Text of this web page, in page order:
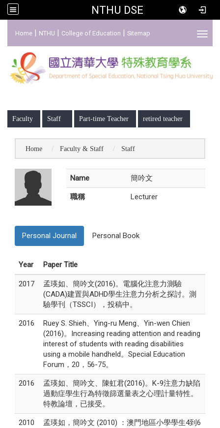
NTHU DSE
Home | NTHU | College of Education | Sitemap
Faculty Staff Part-time Teacher retired teacher
Home Faculty & Staff Staff
Name 簡吟文
職稱 Lecturer
Personal Journal Personal Book
Year Paper Title
2017
孟瑛如、簡吟文(2016)。電腦化注意力測驗
(CADA)建置與ADHD學生注意力分析之探討。測
驗學刊（TSSCI），投稿中。
2016
Ruey S. Shieh、Ying-ru Meng、Yin-wen Chien
(2016)。Increasing reading attention and reading
interest of students with reading disabilities
using a mobile handheld。Special Education
Forum，20，56-75。
2016
孟瑛如、簡吟文、陳虹君(2016)。K-9注意力缺陷
過動症學生行為特徵篩選量表之心理計量特性。
特教論壇，已接受。
2010
孟瑛如，簡吟文 (2010) ：澳門地區小學學生4到6